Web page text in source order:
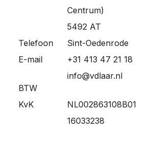
Telefoon
E-mail
BTW
KvK
Centrum)
5492 AT
Sint-Oedenrode
+31 413 47 21 18
info@vdlaar.nl
NL002863108B01
16033238